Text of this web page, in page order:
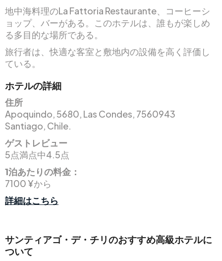
地中海料理のLa Fattoria Restaurante、コーヒーシ
ョップ、バーがある。このホテルは、誰もが楽しめ
る多目的な場所である。
旅行者は、快適な客室と敷地内の設備を高く評価し
ている。
ホテルの詳細
住所
Apoquindo, 5680, Las Condes, 7560943
Santiago, Chile.
ゲストレビュー
5点満点中4.5点
1泊あたりの料金：
7100 ¥から
詳細はこちら
サンティアゴ・デ・チリのおすすめ高級ホテルに
ついて